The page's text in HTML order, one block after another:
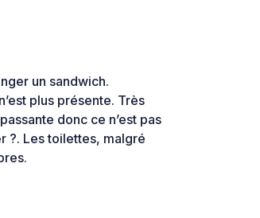
un sandwich.
plus présente. Très
donc ce n’est pas
?. Les toilettes, malgré